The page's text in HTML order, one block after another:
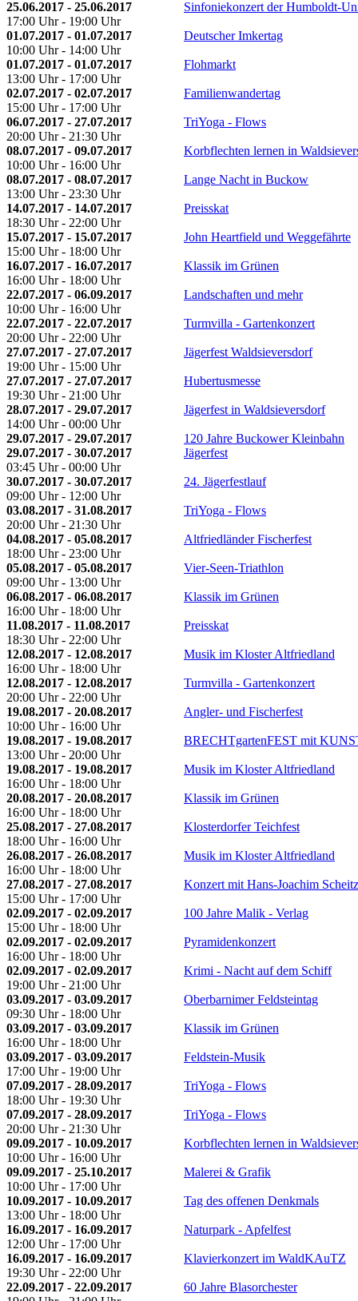
25.06.2017 - 25.06.2017
17:00 Uhr - 19:00 Uhr
Sinfoniekonzert der Humboldt-
01.07.2017 - 01.07.2017
10:00 Uhr - 14:00 Uhr
Deutscher Imkertag
01.07.2017 - 01.07.2017
13:00 Uhr - 17:00 Uhr
Flohmarkt
02.07.2017 - 02.07.2017
15:00 Uhr - 17:00 Uhr
Familienwandertag
06.07.2017 - 27.07.2017
20:00 Uhr - 21:30 Uhr
TriYoga - Flows
08.07.2017 - 09.07.2017
10:00 Uhr - 16:00 Uhr
Korbflechten lernen in
08.07.2017 - 08.07.2017
13:00 Uhr - 23:30 Uhr
Lange Nacht in Buckow
14.07.2017 - 14.07.2017
18:30 Uhr - 22:00 Uhr
Preisskat
15.07.2017 - 15.07.2017
15:00 Uhr - 18:00 Uhr
John Heartfield und Weggefährte
16.07.2017 - 16.07.2017
16:00 Uhr - 18:00 Uhr
Klassik im Grünen
22.07.2017 - 06.09.2017
10:00 Uhr - 16:00 Uhr
Landschaften und mehr
22.07.2017 - 22.07.2017
20:00 Uhr - 22:00 Uhr
Turmvilla - Gartenkonzert
27.07.2017 - 27.07.2017
19:00 Uhr - 15:00 Uhr
Jägerfest Waldsieversdorf
27.07.2017 - 27.07.2017
19:30 Uhr - 21:00 Uhr
Hubertusmesse
28.07.2017 - 29.07.2017
14:00 Uhr - 00:00 Uhr
Jägerfest in Waldsieversdorf
29.07.2017 - 29.07.2017
120 Jahre Buckower Kleinbahn
29.07.2017 - 30.07.2017
03:45 Uhr - 00:00 Uhr
Jägerfest
30.07.2017 - 30.07.2017
09:00 Uhr - 12:00 Uhr
24. Jägerfestlauf
03.08.2017 - 31.08.2017
20:00 Uhr - 21:30 Uhr
TriYoga - Flows
04.08.2017 - 05.08.2017
18:00 Uhr - 23:00 Uhr
Altfriedländer Fischerfest
05.08.2017 - 05.08.2017
09:00 Uhr - 13:00 Uhr
Vier-Seen-Triathlon
06.08.2017 - 06.08.2017
16:00 Uhr - 18:00 Uhr
Klassik im Grünen
11.08.2017 - 11.08.2017
18:30 Uhr - 22:00 Uhr
Preisskat
12.08.2017 - 12.08.2017
16:00 Uhr - 18:00 Uhr
Musik im Kloster Altfriedland
12.08.2017 - 12.08.2017
20:00 Uhr - 22:00 Uhr
Turmvilla - Gartenkonzert
19.08.2017 - 20.08.2017
10:00 Uhr - 16:00 Uhr
Angler- und Fischerfest
19.08.2017 - 19.08.2017
13:00 Uhr - 20:00 Uhr
BRECHTgartenFEST mit
19.08.2017 - 19.08.2017
16:00 Uhr - 18:00 Uhr
Musik im Kloster Altfriedland
20.08.2017 - 20.08.2017
16:00 Uhr - 18:00 Uhr
Klassik im Grünen
25.08.2017 - 27.08.2017
18:00 Uhr - 16:00 Uhr
Klosterdorfer Teichfest
26.08.2017 - 26.08.2017
16:00 Uhr - 18:00 Uhr
Musik im Kloster Altfriedland
27.08.2017 - 27.08.2017
15:00 Uhr - 17:00 Uhr
Konzert mit Hans-Joachim
02.09.2017 - 02.09.2017
15:00 Uhr - 18:00 Uhr
100 Jahre Malik - Verlag
02.09.2017 - 02.09.2017
16:00 Uhr - 18:00 Uhr
Pyramidenkonzert
02.09.2017 - 02.09.2017
19:00 Uhr - 21:00 Uhr
Krimi - Nacht auf dem Schiff
03.09.2017 - 03.09.2017
09:30 Uhr - 18:00 Uhr
Oberbarnimer Feldsteintag
03.09.2017 - 03.09.2017
16:00 Uhr - 18:00 Uhr
Klassik im Grünen
03.09.2017 - 03.09.2017
17:00 Uhr - 19:00 Uhr
Feldstein-Musik
07.09.2017 - 28.09.2017
18:00 Uhr - 19:30 Uhr
TriYoga - Flows
07.09.2017 - 28.09.2017
20:00 Uhr - 21:30 Uhr
TriYoga - Flows
09.09.2017 - 10.09.2017
10:00 Uhr - 16:00 Uhr
Korbflechten lernen in
09.09.2017 - 25.10.2017
10:00 Uhr - 17:00 Uhr
Malerei & Grafik
10.09.2017 - 10.09.2017
13:00 Uhr - 18:00 Uhr
Tag des offenen Denkmals
16.09.2017 - 16.09.2017
12:00 Uhr - 17:00 Uhr
Naturpark - Apfelfest
16.09.2017 - 16.09.2017
19:30 Uhr - 22:00 Uhr
Klavierkonzert im WaldKAuTZ
22.09.2017 - 22.09.2017
60 Jahre Blasorchester